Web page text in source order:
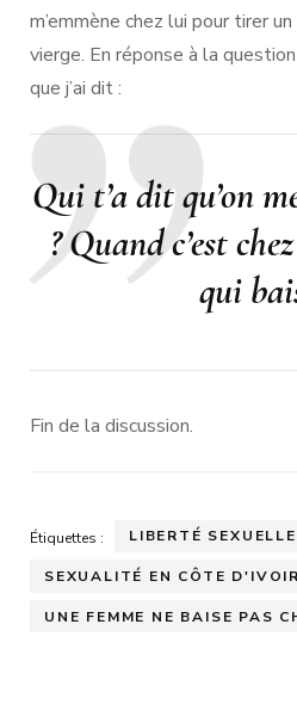
m’emmène chez lui pour tirer
vierge. En réponse à la
que j’ai dit :
Qui t’a dit qu’on
? Quand c’est
qui
Fin de la discussion.
Étiquettes : LIBERTÉ SEXUELLE
SEXUALITÉ EN CÔTE
UNE FEMME NE BAISE PAS